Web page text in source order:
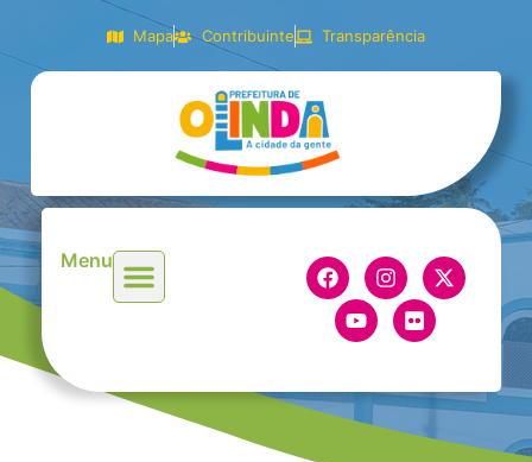
Mapa Contribuinte Transparência
Menu